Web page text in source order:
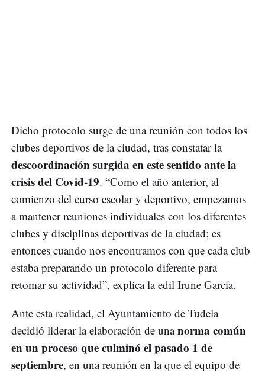
Dicho protocolo surge de una reunión con todos los
clubes deportivos de la ciudad, tras constatar la
descoordinación surgida en este sentido ante la
crisis del Covid-19. “Como el año anterior, al
comienzo del curso escolar y deportivo, empezamos
a mantener reuniones individuales con los diferentes
clubes y disciplinas deportivas de la ciudad; es
entonces cuando nos encontramos con que cada club
estaba preparando un protocolo diferente para
retomar su actividad”, explica la edil Irune García.
Ante esta realidad, el Ayuntamiento de Tudela
decidió liderar la elaboración de unanorma común
en un proceso que culminó el pasado 1 de
septiembre, en una reunión en la que el equipo de